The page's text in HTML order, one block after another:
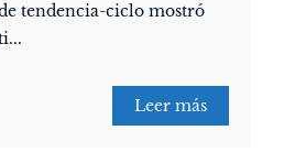
tendencia-ciclo mostró
Leer más